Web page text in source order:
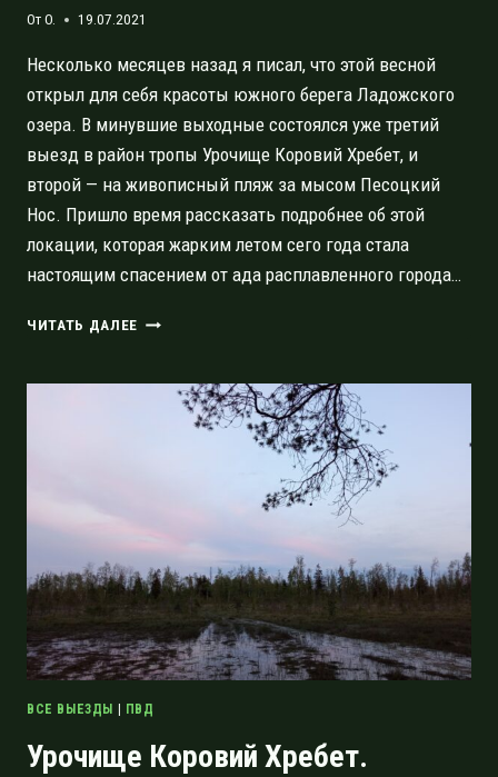
ОтO. 19.07.2021
Несколько месяцев назад я писал, что этой весной
открыл для себя красоты южного берега Ладожского
озера. В минувшие выходные состоялся уже третий
выезд в район тропы Урочище Коровий Хребет, и
второй — на живописный пляж за мысом Песоцкий
Нос. Пришло время рассказать подробнее об этой
локации, которая жарким летом сего года стала
настоящим спасением от ада расплавленного города…
ЧИТАТЬ ДАЛЕЕ КОБОНА,
ДРУГИЕ
МАЛОИЗВЕСТНЫЕ
ОЗЕРА
ВСЕ ВЫЕЗДЫ ПВД
Урочище Коровий Хребет.